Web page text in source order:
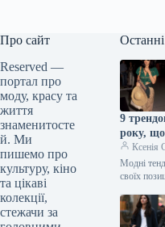
Про сайт
Reserved —
портал про
моду, красу та
життя
знаменитосте
й. Ми
пишемо про
культуру, кіно
та цікаві
колекції,
стежачи за
9
року, що
х
Ксенія
Модні
своїх
фасони,